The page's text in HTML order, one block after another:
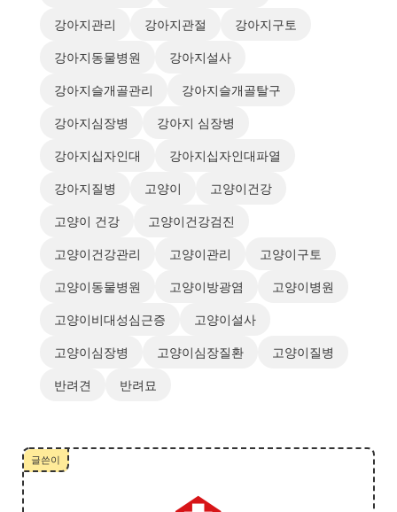
강아지관리
강아지관절
강아지구토
강아지동물병원
강아지설사
강아지슬개골관리
강아지슬개골탈구
강아지심장병
강아지 심장병
강아지십자인대
강아지십자인대파열
강아지질병
고양이
고양이건강
고양이 건강
고양이건강검진
고양이건강관리
고양이관리
고양이구토
고양이동물병원
고양이방광염
고양이병원
고양이비대성심근증
고양이설사
고양이심장병
고양이심장질환
고양이질병
반려견
반려묘
글쓴이